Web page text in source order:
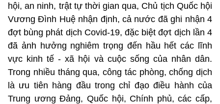
hội, an ninh, trật tự thời gian qua, Chủ tịch Quốc hội
Vương Đình Huệ nhận định, cả nước đã ghi nhận 4
đợt bùng phát dịch Covid-19, đặc biệt đợt dịch lần 4
đã ảnh hưởng nghiêm trọng đến hầu hết các lĩnh
vực kinh tế - xã hội và cuộc sống của nhân dân.
Trong nhiều tháng qua, công tác phòng, chống dịch
là ưu tiên hàng đầu trong chỉ đạo điều hành của
Trung ương Đảng, Quốc hội, Chính phủ, các cấp,